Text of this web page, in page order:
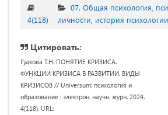
4(118)
07. Общая психология,
личности, история психологии
Цитировать:
Гудкова Т.Н. ПОНЯТИЕ КРИЗИСА.
ФУНКЦИИ КРИЗИСА В РАЗВИТИИ. ВИДЫ
КРИЗИСОВ // Universum: психология и
образование : электрон. научн. журн. 2024.
4(118). URL: